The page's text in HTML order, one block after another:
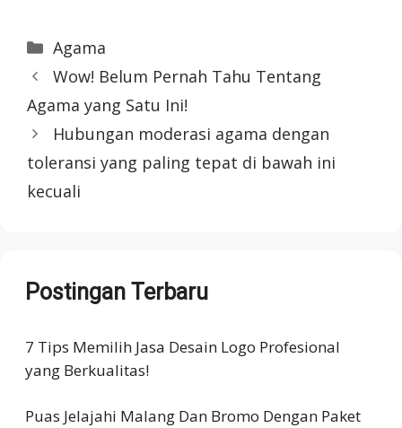
Categories
Agama
Wow! Belum Pernah Tahu Tentang
Agama yang Satu Ini!
Hubungan moderasi agama dengan
toleransi yang paling tepat di bawah ini
kecuali
Postingan Terbaru
7 Tips Memilih Jasa Desain Logo Profesional
yang Berkualitas!
Puas Jelajahi Malang Dan Bromo Dengan Paket